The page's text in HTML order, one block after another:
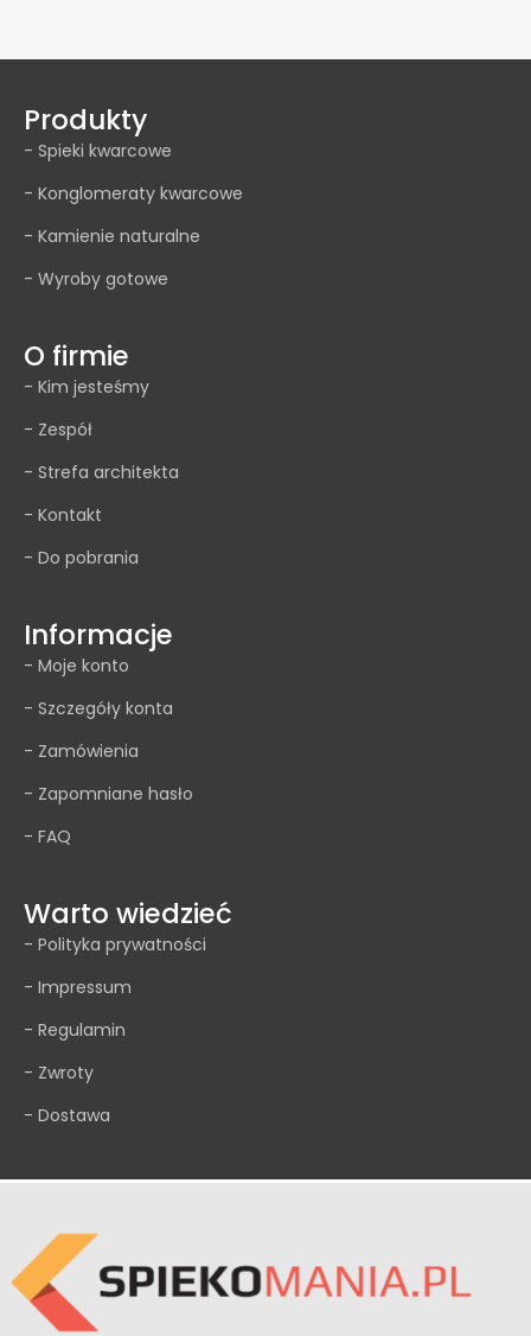
Produkty
- Spieki kwarcowe
- Konglomeraty kwarcowe
- Kamienie naturalne
- Wyroby gotowe
O firmie
- Kim jesteśmy
- Zespół
- Strefa architekta
- Kontakt
- Do pobrania
Informacje
- Moje konto
- Szczegóły konta
- Zamówienia
- Zapomniane hasło
- FAQ
Warto wiedzieć
- Polityka prywatności
- Impressum
- Regulamin
- Zwroty
- Dostawa